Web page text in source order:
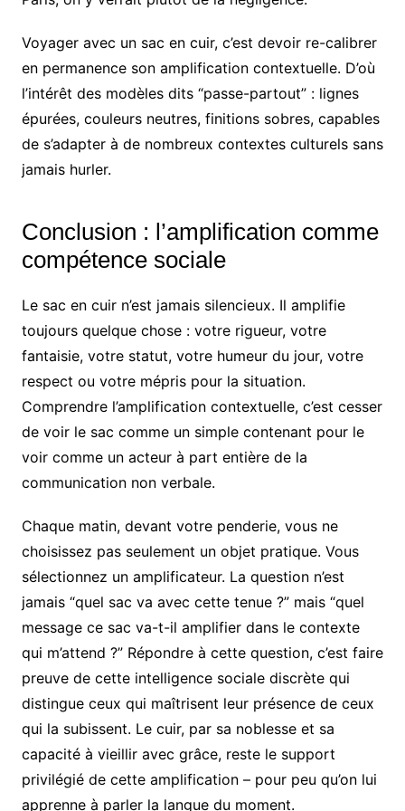
Voyager avec un sac en cuir, c’est devoir re-calibrer
en permanence son amplification contextuelle. D’où
l’intérêt des modèles dits “passe-partout” : lignes
épurées, couleurs neutres, finitions sobres, capables
de s’adapter à de nombreux contextes culturels sans
jamais hurler.
Conclusion : l’amplification comme
compétence sociale
Le sac en cuir n’est jamais silencieux. Il amplifie
toujours quelque chose : votre rigueur, votre
fantaisie, votre statut, votre humeur du jour, votre
respect ou votre mépris pour la situation.
Comprendre l’amplification contextuelle, c’est cesser
de voir le sac comme un simple contenant pour le
voir comme un acteur à part entière de la
communication non verbale.
Chaque matin, devant votre penderie, vous ne
choisissez pas seulement un objet pratique. Vous
sélectionnez un amplificateur. La question n’est
jamais “quel sac va avec cette tenue ?” mais “quel
message ce sac va-t-il amplifier dans le contexte
qui m’attend ?” Répondre à cette question, c’est faire
preuve de cette intelligence sociale discrète qui
distingue ceux qui maîtrisent leur présence de ceux
qui la subissent. Le cuir, par sa noblesse et sa
capacité à vieillir avec grâce, reste le support
privilégié de cette amplification – pour peu qu’on lui
apprenne à parler la langue du moment.